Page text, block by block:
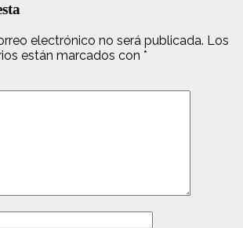
electrónico no será publicada. Los
están marcados con *